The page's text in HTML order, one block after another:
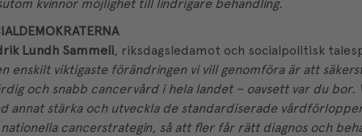
kvinnor möjlighet till lindrigare behandling.
Lundh Sammeli, riksdagsledamot och socialpolitisk
enskilt viktigaste förändringen vi vill genomföra är att
och snabb cancervård i hela landet – oavsett var du bor.
annat stärka och utveckla de standardiserade
cancerstrategin, så att fler får rätt diagnos och